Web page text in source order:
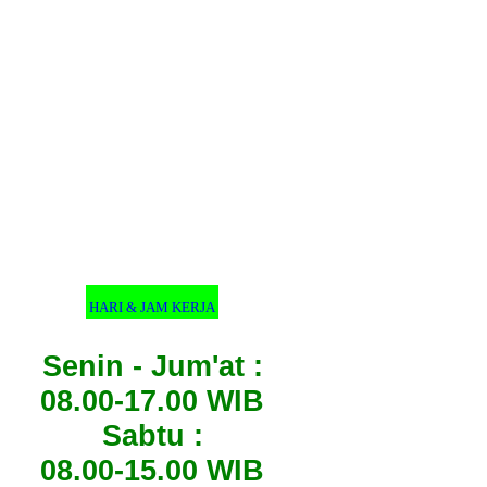
HARI & JAM KERJA
Senin - Jum'at :
08.00-17.00 WIB
Sabtu :
08.00-15.00 WIB